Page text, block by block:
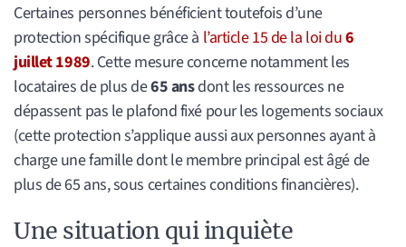
Certaines personnes bénéficient toutefois d’une
protection spécifique grâce à l’article 15 de la loi du6
juillet 1989. Cette mesure concerne notamment les
locataires de plus de65 ansdont les ressources ne
dépassent pas le plafond fixé pour les logements sociaux
(cette protection s’applique aussi aux personnes ayant à
charge une famille dont le membre principal est âgé de
plus de 65 ans, sous certaines conditions financières).
Une situation qui inquiète